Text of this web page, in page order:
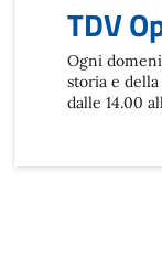
TDV
Ogni
storia e
dalle 14.00